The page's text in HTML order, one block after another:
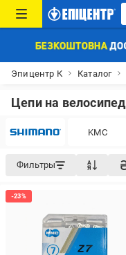
Эпицентр К Каталог
Цепи на велосипед
KMC
Фильтры